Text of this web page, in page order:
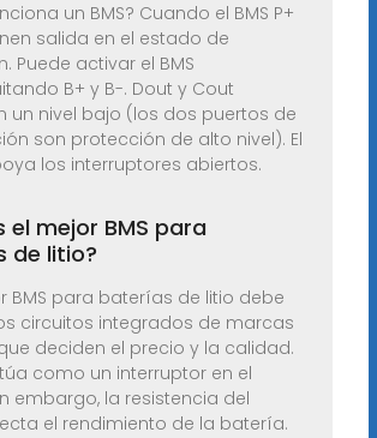
un BMS? Cuando el BMS P+
salida en el estado de
Puede activar el BMS
B+ y B-. Dout y Cout
un nivel bajo (los dos puertos de
son protección de alto nivel). El
los interruptores abiertos.
el mejor BMS para
de litio?
BMS para baterías de litio debe
circuitos integrados de marcas
deciden el precio y la calidad.
como un interruptor en el
embargo, la resistencia del
el rendimiento de la batería.